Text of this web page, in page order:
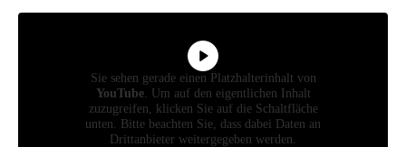
Sie sehen gerade einen Platzhalterinhalt von
YouTube. Um auf den eigentlichen Inhalt
zuzugreifen, klicken Sie auf die Schaltfläche
unten. Bitte beachten Sie, dass dabei Daten an
Drittanbieter weitergegeben werden.